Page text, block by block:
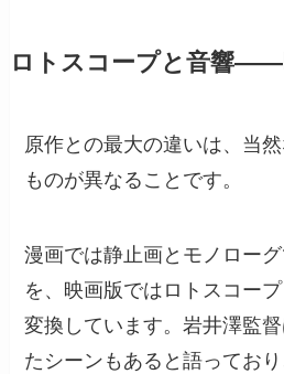
ロトスコープと音響——
原作との最大の違いは、当
ものが異なることです。
漫画では静止画とモノロー
を、映画版ではロトスコー
変換しています。岩井澤監
たシーンもあると語ってお